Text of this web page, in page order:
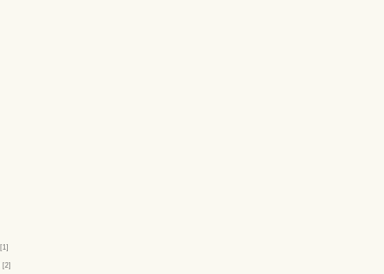
[1]
[2]